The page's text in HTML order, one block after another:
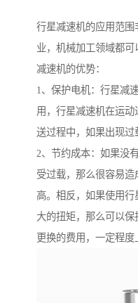
行星减速机的应用范
业，机械加工领域都
减速机的优势：
1、保护电机：行星减
用，行星减速机在运
送过程中，如果出现过
2、节约成本：如果没
受过载，那么很容易
高。相反，如果使用
大的扭矩，那么可以
更换的费用，一定程度